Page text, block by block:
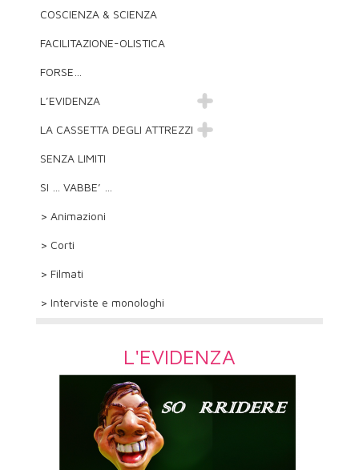
COSCIENZA & SCIENZA
FACILITAZIONE-OLISTICA
FORSE…
L’EVIDENZA
LA CASSETTA DEGLI ATTREZZI
SENZA LIMITI
SI … VABBE’ …
> Animazioni
> Corti
> Filmati
> Interviste e monologhi
L'EVIDENZA